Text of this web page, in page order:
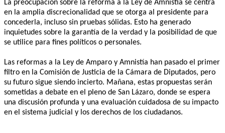
La preocupación sobre la reforma a la Ley de Amnistía se centra
en la amplia discrecionalidad que se otorga al presidente para
concederla, incluso sin pruebas sólidas. Esto ha generado
inquietudes sobre la garantía de la verdad y la posibilidad de que
se utilice para fines políticos o personales.
Las reformas a la Ley de Amparo y Amnistía han pasado el primer
filtro en la Comisión de Justicia de la Cámara de Diputados, pero
su futuro sigue siendo incierto. Mañana, estas propuestas serán
sometidas a debate en el pleno de San Lázaro, donde se espera
una discusión profunda y una evaluación cuidadosa de su impacto
en el sistema judicial y los derechos de los ciudadanos.